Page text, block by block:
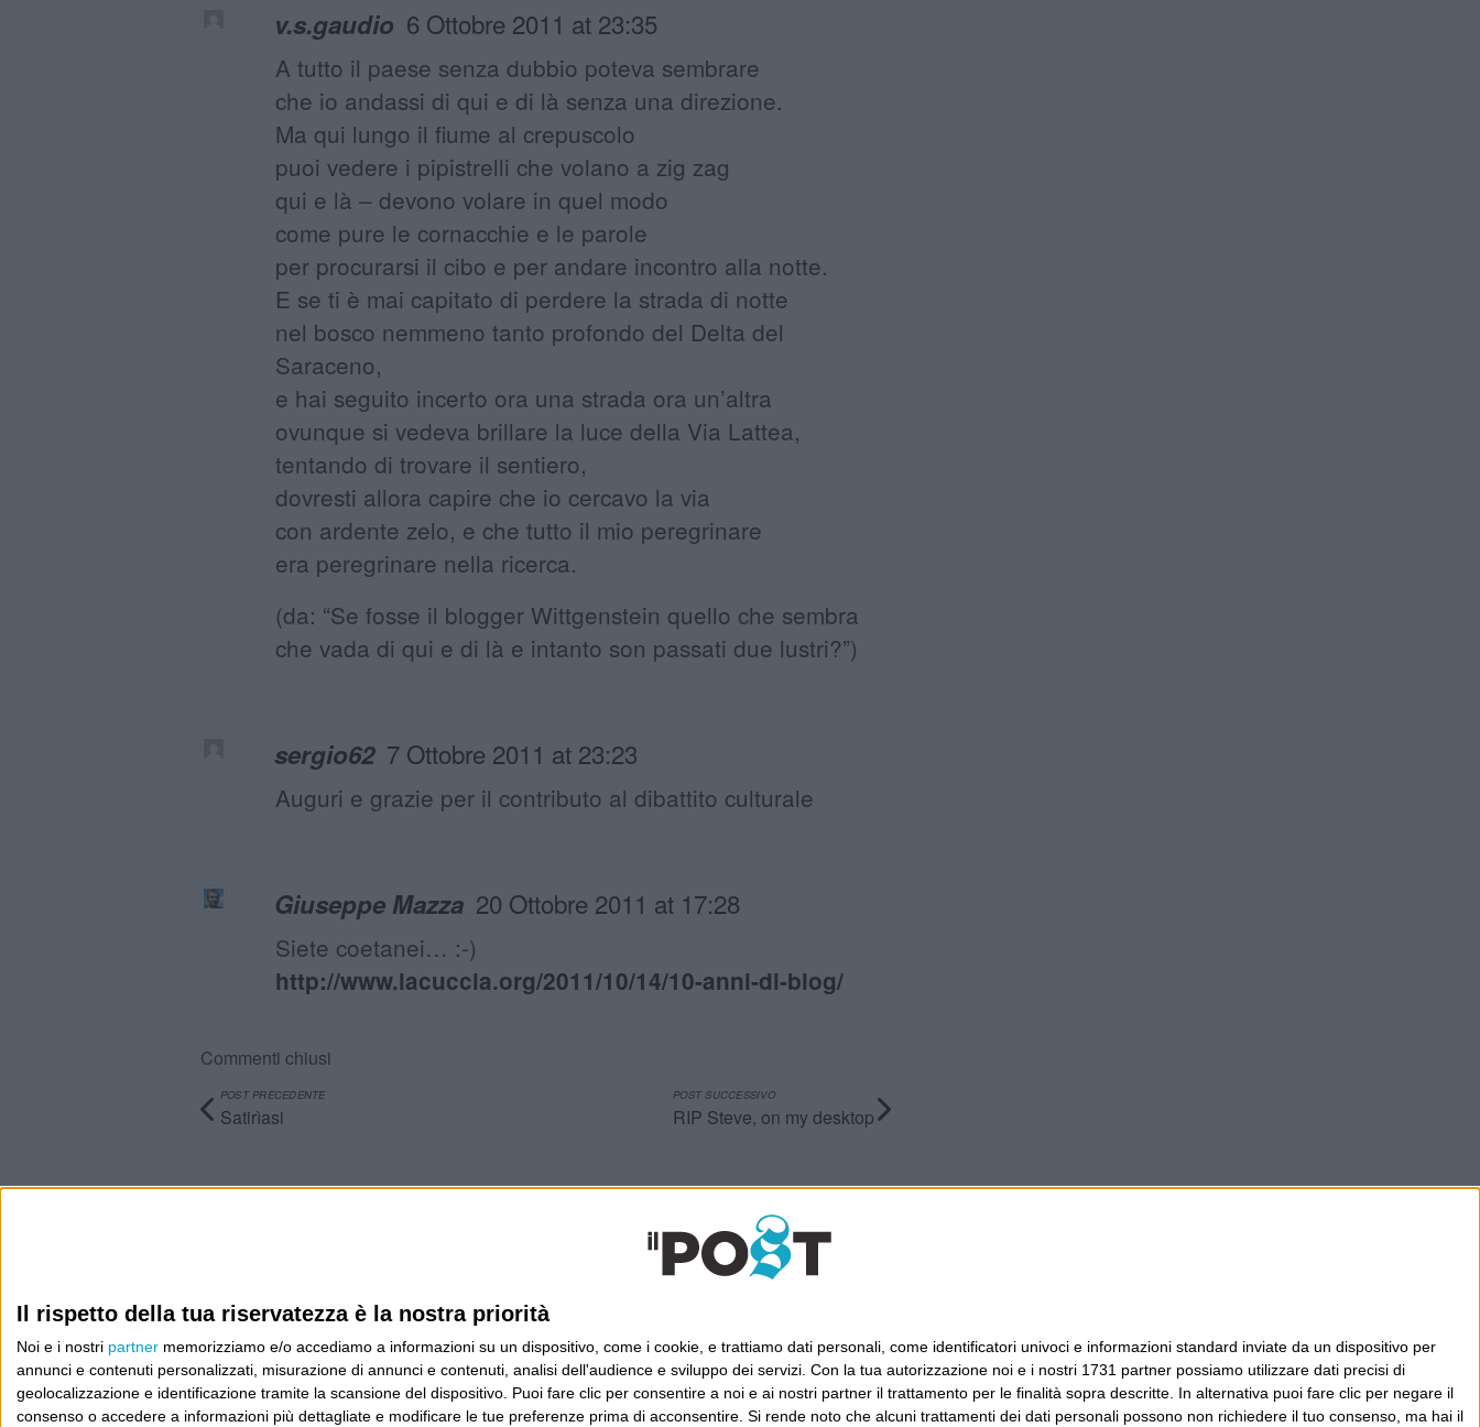
Il rispetto della tua riservatezza è la nostra priorità
Noi e i nostri partner memorizziamo e/o accediamo a informazioni su un dispositivo, come i cookie, e trattiamo dati personali, come identificatori univoci e informazioni standard inviate da un dispositivo per
annunci e contenuti personalizzati, misurazione di annunci e contenuti, analisi dell'audience e sviluppo dei servizi. Con la tua autorizzazione noi e i nostri 1731 partner possiamo utilizzare dati precisi di
geolocalizzazione e identificazione tramite la scansione del dispositivo. Puoi fare clic per consentire a noi e ai nostri partner il trattamento per le finalità sopra descritte. In alternativa puoi fare clic per negare il
consenso o accedere a informazioni più dettagliate e modificare le tue preferenze prima di acconsentire. Si rende noto che alcuni trattamenti dei dati personali possono non richiedere il tuo consenso, ma hai il
v.s.gaudio 6 Ottobre 2011 at 23:35
A tutto il paese senza dubbio poteva sembrare
che io andassi di qui e di là senza una direzione.
Ma qui lungo il fiume al crepuscolo
puoi vedere i pipistrelli che volano a zig zag
qui e là – devono volare in quel modo
come pure le cornacchie e le parole
per procurarsi il cibo e per andare incontro alla notte.
E se ti è mai capitato di perdere la strada di notte
nel bosco nemmeno tanto profondo del Delta del
Saraceno,
e hai seguito incerto ora una strada ora un’altra
ovunque si vedeva brillare la luce della Via Lattea,
tentando di trovare il sentiero,
dovresti allora capire che io cercavo la via
con ardente zelo, e che tutto il mio peregrinare
era peregrinare nella ricerca.
(da: “Se fosse il blogger Wittgenstein quello che sembra
che vada di qui e di là e intanto son passati due lustri?”)
sergio62 7 Ottobre 2011 at 23:23
Auguri e grazie per il contributo al dibattito culturale
Giuseppe Mazza 20 Ottobre 2011 at 17:28
Siete coetanei… :-)
http://www.lacuccia.org/2011/10/14/10-anni-di-blog/
Commenti chiusi
POST PRECEDENTE
Satirìasi
POST SUCCESSIVO
RIP Steve, on my desktop
Filologia di Wittgenstein
Cookie
Informativa sui cookie
Ultimi articoli
A chi pensi, quando senti dire “patrimoniale”?
Con due pistole caricate a salve e un canestro di
parole
Cinquantaquattro contro quarantasei